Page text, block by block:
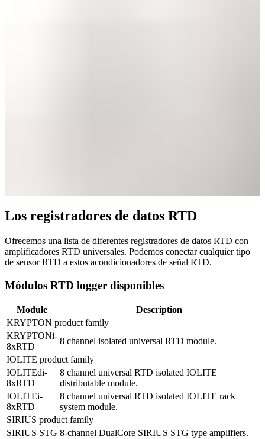
Los registradores de datos RTD
Ofrecemos una lista de diferentes registradores de datos RTD con
amplificadores RTD universales. Podemos conectar cualquier tipo
de sensor RTD a estos acondicionadores de señal RTD.
Módulos RTD logger disponibles
Module
Description
KRYPTON product family
KRYPTONi-
8xRTD
8 channel isolated universal RTD module.
IOLITE product family
IOLITEdi-
8xRTD
8 channel universal RTD isolated IOLITE
distributable module.
IOLITEi-
8xRTD
8 channel universal RTD isolated IOLITE rack
system module.
SIRIUS product family
SIRIUS STG 8-channel DualCore SIRIUS STG type amplifiers.